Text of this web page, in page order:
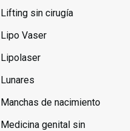
Lifting sin cirugía
Lipo Vaser
Lipolaser
Lunares
Manchas de nacimiento
Medicina genital sin